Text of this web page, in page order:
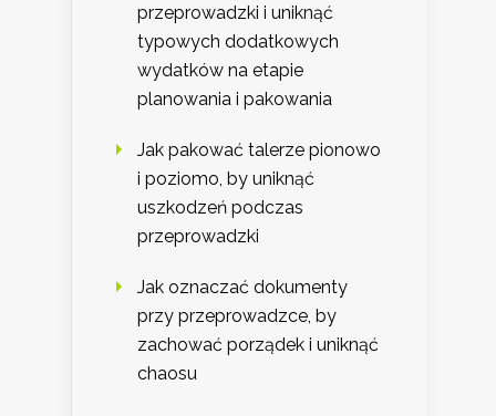
przeprowadzki i uniknąć
typowych dodatkowych
wydatków na etapie
planowania i pakowania
Jak pakować talerze pionowo
i poziomo, by uniknąć
uszkodzeń podczas
przeprowadzki
Jak oznaczać dokumenty
przy przeprowadzce, by
zachować porządek i uniknąć
chaosu